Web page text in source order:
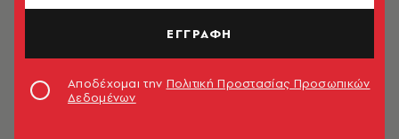
ΕΓΓΡΑΦΗ
Αποδέχομαι την Πολιτική Προστασίας Προσωπικών
Δεδομένων